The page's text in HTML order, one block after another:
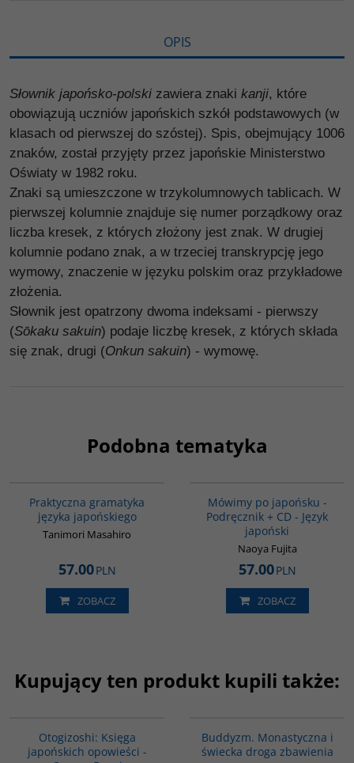
OPIS
Słownik japońsko-polski zawiera znaki kanji, które
obowiązują uczniów japońskich szkół podstawowych (w
klasach od pierwszej do szóstej). Spis, obejmujący 1006
znaków, został przyjęty przez japońskie Ministerstwo
Oświaty w 1982 roku.
Znaki są umieszczone w trzykolumnowych tablicach. W
pierwszej kolumnie znajduje się numer porządkowy oraz
liczba kresek, z których złożony jest znak. W drugiej
kolumnie podano znak, a w trzeciej transkrypcję jego
wymowy, znaczenie w języku polskim oraz przykładowe
złożenia.
Słownik jest opatrzony dwoma indeksami - pierwszy
(Sōkaku sakuin) podaje liczbę kresek, z których składa
się znak, drugi (Onkun sakuin) - wymowę.
Podobna tematyka
Praktyczna gramatyka
języka japońskiego
Tanimori Masahiro
57.00PLN
ZOBACZ
Mówimy po japońsku -
Podręcznik + CD - Język
japoński
Naoya Fujita
57.00PLN
ZOBACZ
Kupujący ten produkt kupili także:
Otogizoshi: Księga
japońskich opowieści -
Buddyzm. Monastyczna i
świecka droga zbawienia